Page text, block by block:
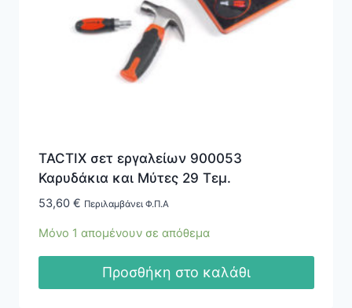
TACTIX σετ εργαλείων 900053
Καρυδάκια και Μύτες 29 Τεμ.
53,60 € Περιλαμβάνει Φ.Π.Α
Μόνο 1 απομένουν σε απόθεμα
Προσθήκη στο καλάθι